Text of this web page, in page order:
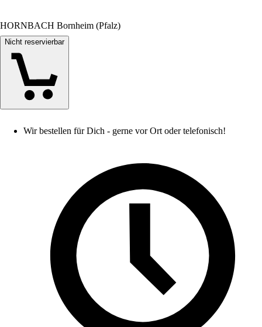
HORNBACH Bornheim (Pfalz)
Nicht reservierbar
Wir bestellen für Dich - gerne vor Ort oder telefonisch!